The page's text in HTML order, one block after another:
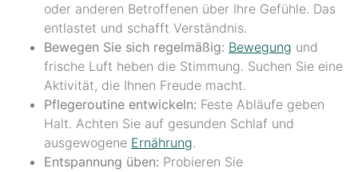
oder anderen Betroffenen über Ihre Gefühle. Das
entlastet und schafft Verständnis.
Bewegen Sie sich regelmäßig: Bewegung und
frische Luft heben die Stimmung. Suchen Sie eine
Aktivität, die Ihnen Freude macht.
Pflegeroutine entwickeln: Feste Abläufe geben
Halt. Achten Sie auf gesunden Schlaf und
ausgewogene Ernährung.
Entspannung üben: Probieren Sie